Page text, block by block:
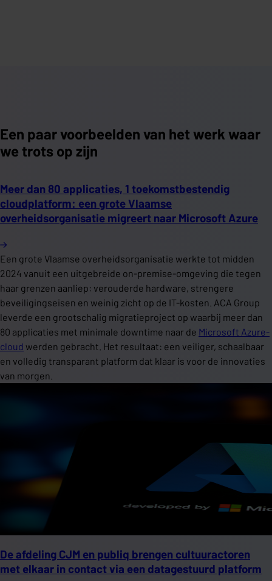
Een paar voorbeelden van het werk waar
we trots op zijn
Meer dan 80 applicaties, 1 toekomstbestendig
cloudplatform: een grote Vlaamse
overheidsorganisatie migreert naar Microsoft Azure
Een grote Vlaamse overheidsorganisatie werkte tot midden
2024 vanuit een uitgebreide on-premise-omgeving die tegen
haar grenzen aanliep: verouderde hardware, strengere
beveiligingseisen en weinig zicht op de IT-kosten. ACA Group
leverde een grootschalig migratieproject op waarbij meer dan
80 applicaties met minimale downtime naar de Microsoft Azure-
cloud werden gebracht. Het resultaat: een veiliger, schaalbaar
en volledig transparant platform dat klaar is voor de innovaties
van morgen.
De afdeling CJM en publiq brengen cultuuractoren
met elkaar in contact via een datagestuurd platform